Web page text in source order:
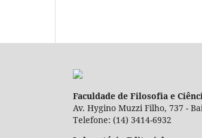
Faculdade de Filosofia e
Av. Hygino Muzzi Filho, 737 -
Telefone: (14) 3414-6932